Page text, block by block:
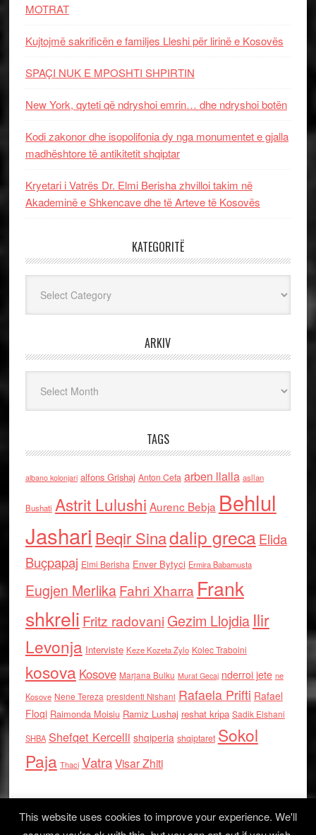
MOTRAT
Kujtojmë sakrificën e familjes Lleshi për lirinë e Kosovës
SPAÇI NUK E MPOSHTI SHPIRTIN
New York, qyteti që ndryshoi emrin… dhe ndryshoi botën
Kodi zakonor dhe isopolifonia dy nga monumentet e gjalla
madhështore të antikitetit shqiptar
Kryetari i Vatrës Dr. Elmi Berisha zhvilloi takim në
Akademinë e Shkencave dhe të Arteve të Kosovës
KATEGORITË
ARKIV
TAGS
albano kolonjari alfons Grishaj Anton Cefa arben llalla asllan
Bushati Astrit Lulushi Aurenc Bebja Behlul
Jashari Beqir Sinadalip grecaElida
Buçpapaj Elmi Berisha Enver Bytyci Ermira Babamusta
Eugjen MerlikaFahri Xharra Frank
shkreli Fritz radovaniGezim Llojdia Ilir
Levonja Interviste Keze Kozeta Zylo Kolec Traboini
kosova Kosove Marjana Bulku Murat Gecaj nderroi jete ne
Kosove Nene Tereza presidenti Nishani Rafaela Prifti Rafael
Floqi Raimonda Moisiu Ramiz Lushaj reshat kripa Sadik Elshani
SHBA Shefqet Kercelli shqiperia shqiptaret Sokol
Paja Thaci VatraVisar Zhiti
This website uses cookies to improve your experience. We'll